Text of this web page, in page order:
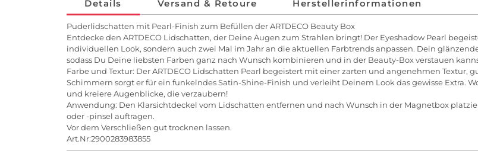
Details Versand & Retoure Herstellerinformationen
Puderlidschatten mit Pearl-Finish zum Befüllen der ARTDECO Beauty Box
Entdecke den ARTDECO Lidschatten, der Deine Augen zum Strahlen bringt! Der Eyeshadow Pearl
individuellen Look, sondern auch zwei Mal im Jahr an die aktuellen Farbtrends anpassen. Dein
sodass Du Deine liebsten Farben ganz nach Wunsch kombinieren und in der Beauty-Box verstauen
Farbe und Textur: Der ARTDECO Lidschatten Pearl begeistert mit einer zarten und angenehmen
Schimmern sorgt er für ein funkelndes Satin-Shine-Finish und verleiht Deinem Look das gewisse Extra.
und kreiere Augenblicke, die verzaubern!
Anwendung: Den Klarsichtdeckel vom Lidschatten entfernen und nach Wunsch in der Magnetbox
oder -pinsel auftragen.
Vor dem Verschließen gut trocknen lassen.
Art.Nr:2900283983855